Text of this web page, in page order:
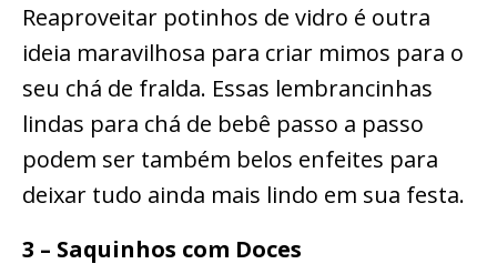
Reaproveitar potinhos de vidro é outra
ideia maravilhosa para criar mimos para o
seu chá de fralda. Essas lembrancinhas
lindas para chá de bebê passo a passo
podem ser também belos enfeites para
deixar tudo ainda mais lindo em sua festa.
3 – Saquinhos com Doces